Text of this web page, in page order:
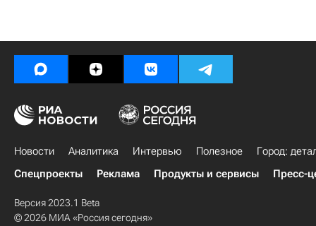
Новости Аналитика Интервью Полезное
Город:
Спецпроекты
Реклама Продукты и сервисы Пресс-
Версия 2023.1 Beta
© 2026 МИА «Россия сегодня»